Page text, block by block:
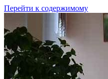
Перейти к содержимому